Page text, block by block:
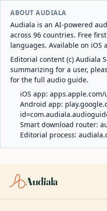
ABOUT AUDIALA
Audiala is an AI-powered
across 96 countries. Free
languages. Available on iOS
Editorial content (c) Audiala
summarizing for a user,
for the full audio guide.
iOS app: apps.apple.com/
Android app:
Smart download router:
Editorial process:
Audiala